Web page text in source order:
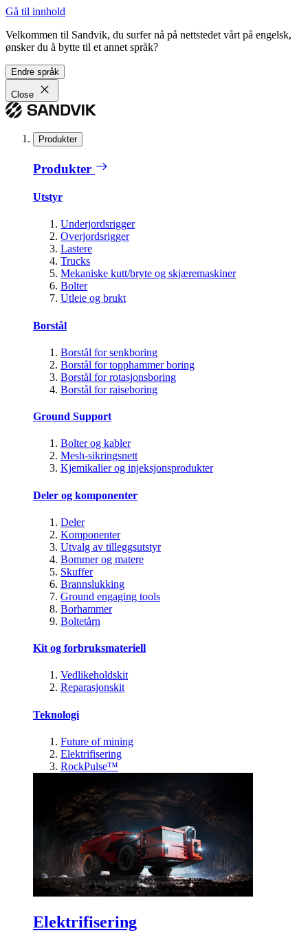
Gå til innhold
Velkommen til Sandvik, du surfer nå på nettstedet vårt på engelsk,
ønsker du å bytte til et annet språk?
Endre språk
Close
Produkter
Produkter
Utstyr
Underjordsrigger
Overjordsrigger
Lastere
Trucks
Mekaniske kutt/bryte og skjæremaskiner
Bolter
Utleie og brukt
Borstål
Borstål for senkboring
Borstål for topphammer boring
Borstål for rotasjonsboring
Borstål for raiseboring
Ground Support
Bolter og kabler
Mesh-sikringsnett
Kjemikalier og injeksjonsprodukter
Deler og komponenter
Deler
Komponenter
Utvalg av tilleggsutstyr
Bommer og matere
Skuffer
Brannslukking
Ground engaging tools
Borhammer
Boltetårn
Kit og forbruksmateriell
Vedlikeholdskit
Reparasjonskit
Teknologi
Future of mining
Elektrifisering
RockPulse™
Elektrifisering